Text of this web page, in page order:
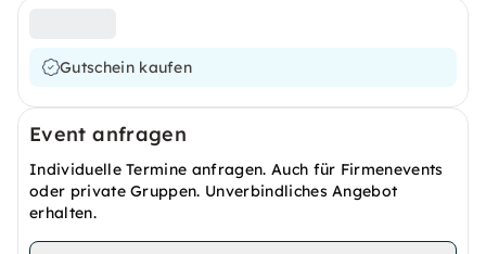
Gutschein kaufen
Event anfragen
Individuelle Termine anfragen. Auch für Firmenevents
oder private Gruppen. Unverbindliches Angebot
erhalten.